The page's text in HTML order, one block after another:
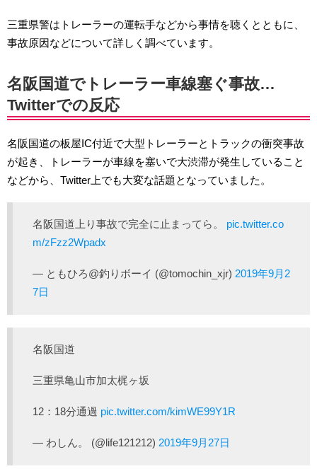
三重県警はトレーラーの運転手などから事情を聴くとともに、
事故原因などについて詳しく調べています。
名阪国道でトレーラー車線塞ぐ事故…
Twitterでの反応
名阪国道の板屋IC付近で大型トレーラーとトラックの衝突事故
が起き、トレーラーが車線を塞いで大渋滞が発生していること
などから、Twitter上でも大変な話題となっていました。
名阪国道上り事故で完全に止まってら。 pic.twitter.co
m/zFzz2Wpadx
— ともひろ@釣りボーイ (@tomochin_xjr) 2019年9月2
7日
名阪国道
三重県亀山市加太梶ヶ坂
12：18分通過 pic.twitter.com/kimWE99Y1R
— わしん。 (@life121212) 2019年9月27日